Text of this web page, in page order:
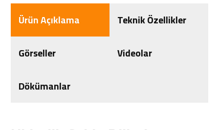
Ürün Açıklama
Teknik Özellikler
Görseller
Videolar
Dökümanlar